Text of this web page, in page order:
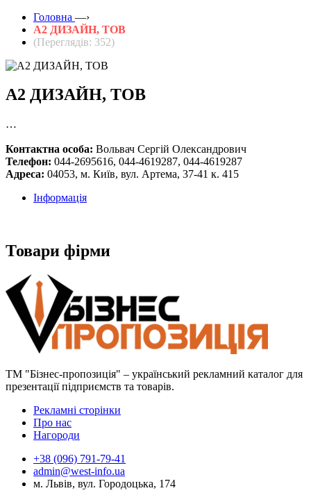
Головна —›
А2 ДИЗАЙН, ТОВ
(Переглядів: 352)
А2 ДИЗАЙН, ТОВ
…
Контактна особа: Вольвач Сергій Олександрович
Телефон: 044-2695616, 044-4619287, 044-4619287
Адреса: 04053, м. Київ, вул. Артема, 37-41 к. 415
Інформація
Товари фірми
ТМ "Бізнес-пропозиція" – український рекламний каталог для
презентації підприємств та товарів.
Рекламні сторінки
Про нас
Нагороди
+38 (096) 791-79-41
admin@west-info.ua
м. Львів, вул. Городоцька, 174